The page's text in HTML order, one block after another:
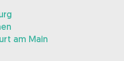
am Main